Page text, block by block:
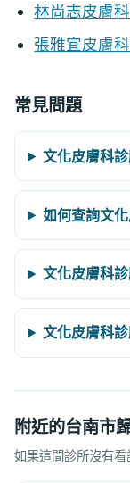
林尚志皮膚
張雅宜皮膚
常見問題
文化皮膚科
如何查詢文
文化皮膚科
文化皮膚科
附近的台南市
如果這間診所沒有看